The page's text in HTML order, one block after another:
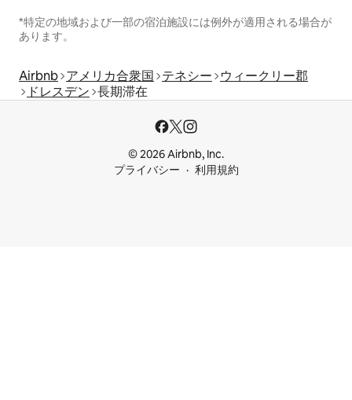
*特定の地域および一部の宿泊施設には例外が適用される場合が
あります。
Airbnb アメリカ合衆国 テネシー
ウィークリー郡
ドレスデン 長期滞在
© 2026 Airbnb, Inc.
プライバシー
利用規約